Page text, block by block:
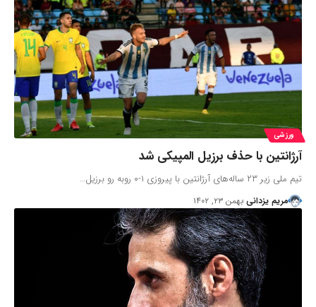
ورزشی
آرژانتین با حذف برزیل المپیکی شد
تیم ملی زیر ۲۳ ساله‌های آرژانتین با پیروزی ۱-۰ روبه رو برزیل…
مریم یزدانی بهمن ۲۳, ۱۴۰۲